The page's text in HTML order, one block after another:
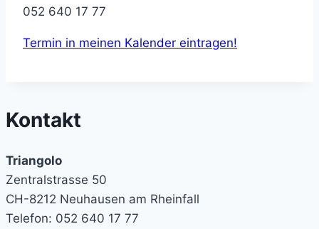
052 640 17 77
Termin in meinen Kalender eintragen!
Kontakt
Triangolo
Zentralstrasse 50
CH-8212 Neuhausen am Rheinfall
Telefon: 052 640 17 77